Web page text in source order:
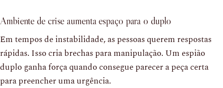
Ambiente de crise aumenta espaço para o duplo
Em tempos de instabilidade, as pessoas querem respostas
rápidas. Isso cria brechas para manipulação. Um espião
duplo ganha força quando consegue parecer a peça certa
para preencher uma urgência.